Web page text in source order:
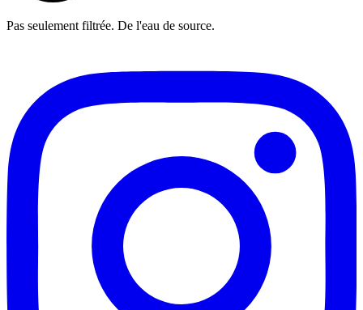
Pas seulement filtrée. De l'eau de source.